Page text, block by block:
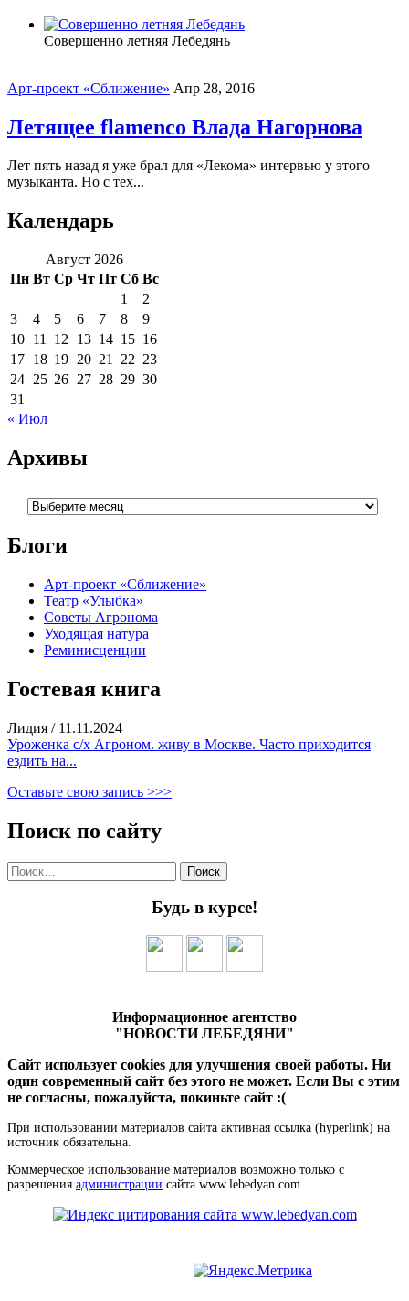
Совершенно летняя Лебедянь
Арт-проект «Сближение» Апр 28, 2016
Летящее flamenco Влада Нагорнова
Лет пять назад я уже брал для «Лекома» интервью у этого
музыканта. Но с тех...
Календарь
Август 2026
Пн Вт Ср Чт Пт Сб Вс
1
2
3
4 5 6 7 8
9
10 11 12 13 14 15 16
17 18 19 20 21 22 23
24 25 26 27 28 29 30
31
« Июл
Архивы
Архивы
Блоги
Арт-проект «Сближение»
Театр «Улыбка»
Советы Агронома
Уходящая натура
Реминисценции
Гостевая книга
Лидия / 11.11.2024
Уроженка с/х Агроном. живу в Москве. Часто приходится
ездить на...
Оставьте свою запись >>>
Поиск по сайту
Найти:
Будь в курсе!
Информационное агентство
"НОВОСТИ ЛЕБЕДЯНИ"
Сайт использует cookies для улучшения своей работы. Ни
один современный сайт без этого не может. Если Вы с этим
не согласны, пожалуйста, покиньте сайт :(
При использовании материалов сайта активная ссылка (hyperlink) на
источник обязательна.
Коммерческое использование материалов возможно только с
разрешения администрации сайта www.lebedyan.com